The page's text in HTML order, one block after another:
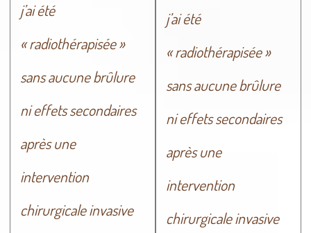
j’ai été
« radiothérapisée »
sans aucune brûlure
ni effets secondaires
après une
intervention
chirurgicale invasive
j’ai été
« radiothérapisée »
sans aucune brûlure
ni effets secondaires
après une
intervention
chirurgicale invasive